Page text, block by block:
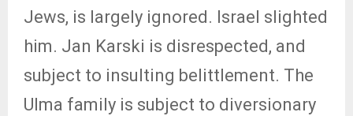
Jews, is largely ignored. Israel slighted
him. Jan Karski is disrespected, and
subject to insulting belittlement. The
Ulma family is subject to diversionary